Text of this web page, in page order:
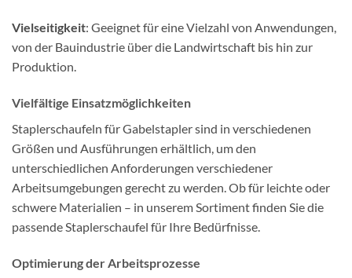
Vielseitigkeit: Geeignet für eine Vielzahl von Anwendungen,
von der Bauindustrie über die Landwirtschaft bis hin zur
Produktion.
Vielfältige Einsatzmöglichkeiten
Staplerschaufeln für Gabelstapler sind in verschiedenen
Größen und Ausführungen erhältlich, um den
unterschiedlichen Anforderungen verschiedener
Arbeitsumgebungen gerecht zu werden. Ob für leichte oder
schwere Materialien – in unserem Sortiment finden Sie die
passende Staplerschaufel für Ihre Bedürfnisse.
Optimierung der Arbeitsprozesse